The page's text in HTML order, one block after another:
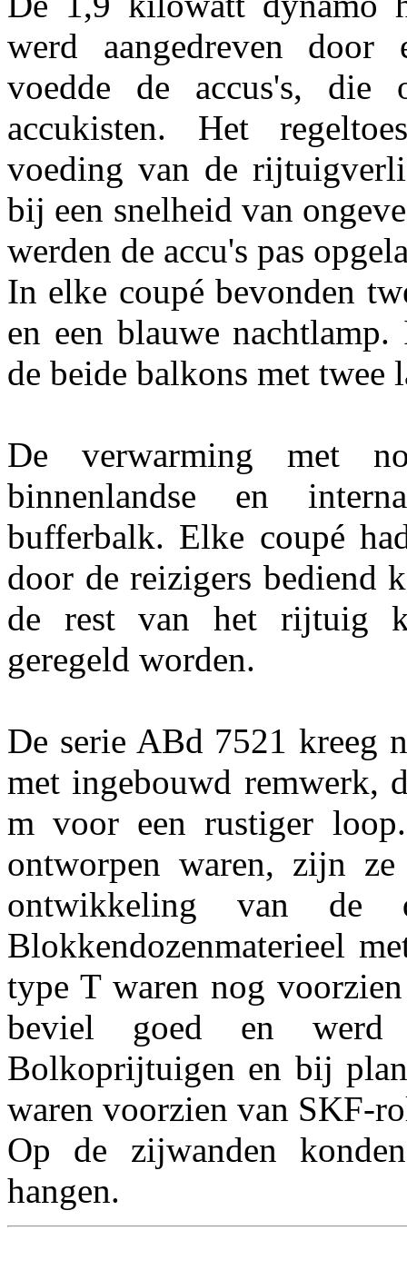
werd aangedreven
voedde de accus's,
accukisten. Het
voeding van de
bij een snelheid van
werden de accu's pas
In elke coupé bevonden
en een blauwe
de beide balkons met twee
De verwarming met
binnenlandse en
bufferbalk. Elke coupé
door de reizigers bediend
de rest van het rijtuig
geregeld worden.
De serie ABd 7521 kreeg
met ingebouwd remwerk,
m voor een rustiger
ontworpen waren, zijn
ontwikkeling van de
Blokkendozenmaterieel
type T waren nog
beviel goed en
Bolkoprijtuigen en bij
waren voorzien van SKF-
Op de zijwanden
hangen.